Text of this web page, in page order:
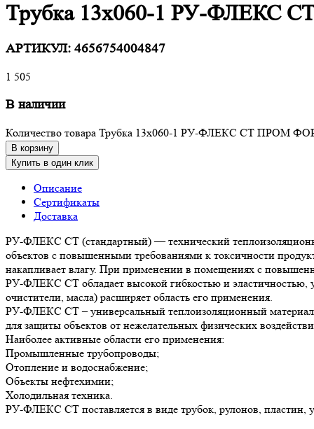
Трубка 13х060-1 РУ-ФЛЕКС
АРТИКУЛ: 4656754004847
1 505
В наличии
Количество товара Трубка 13х060-1 РУ-ФЛЕКС СТ ПРОМ
В корзину
Купить в один клик
Описание
Сертификаты
Доставка
РУ-ФЛЕКС СТ (стандартный) — технический
объектов с повышенными требованиями к токсичности
накапливает влагу. При применении в помещениях с
РУ-ФЛЕКС СТ обладает высокой гибкостью и эластичностью,
очистители, масла) расширяет область его применения.
РУ-ФЛЕКС СТ – универсальный теплоизоляционный материал.
для защиты объектов от нежелательных физических
Наиболее активные области его применения:
Промышленные трубопроводы;
Отопление и водоснабжение;
Объекты нефтехимии;
Холодильная техника.
РУ-ФЛЕКС СТ поставляется в виде трубок, рулонов, пластин,